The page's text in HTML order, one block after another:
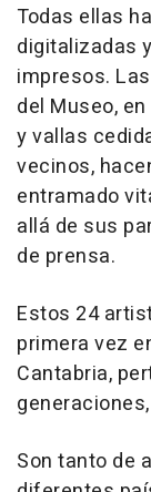
Todas ellas
digitalizadas
impresos.
del Museo,
y vallas
vecinos,
entramado
allá de sus
de prensa.
Estos 24
primera vez
Cantabria,
Son tanto de